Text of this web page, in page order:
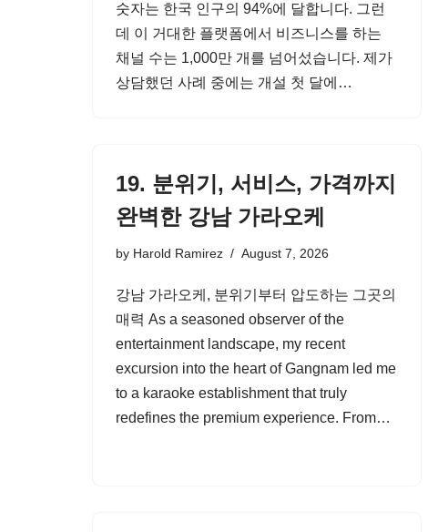
숫자는 한국 인구의 94%에 달합니다. 그런
데 이 거대한 플랫폼에서 비즈니스를 하는
채널 수는 1,000만 개를 넘어섰습니다. 제가
상담했던 사례 중에는 개설 첫 달에…
19. 분위기, 서비스, 가격까지
완벽한 강남 가라오케
by Harold Ramirez August 7, 2026
강남 가라오케, 분위기부터 압도하는 그곳의
매력 As a seasoned observer of the
entertainment landscape, my recent
excursion into the heart of Gangnam led me
to a karaoke establishment that truly
redefines the premium experience. From…